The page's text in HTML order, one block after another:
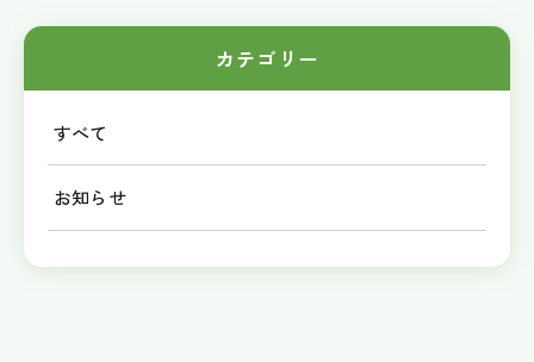
カテゴリー
すべて
お知らせ